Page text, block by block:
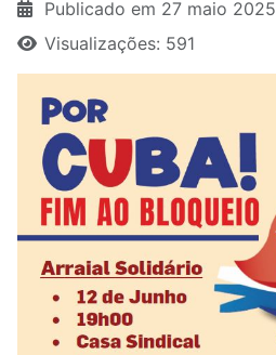
Publicado em 27 maio 2025
Visualizações: 591